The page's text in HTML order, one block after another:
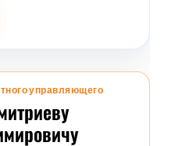
управляющего